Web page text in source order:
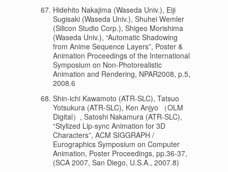
Hidehito Nakajima (Waseda Univ.), Eiji
Sugisaki (Waseda Univ.), Shuhei Wemler
(Silicon Studio Corp.), Shigeo Morishima
(Waseda Univ.), “Automatic Shadowing
from Anime Sequence Layers”, Poster &
Animation Proceedings of the International
Symposium on Non-Photorealistic
Animation and Rendering, NPAR2008, p.5,
2008.6
Shin-ichi Kawamoto (ATR-SLC), Tatsuo
Yotsukura (ATR-SLC), Ken Anjyo （OLM
Digital）, Satoshi Nakamura (ATR-SLC),
“Stylized Lip-sync Animation for 3D
Characters”, ACM SIGGRAPH /
Eurographics Symposium on Computer
Animation, Poster Proceedings, pp.36-37,
(SCA 2007, San Diego, U.S.A., 2007.8)